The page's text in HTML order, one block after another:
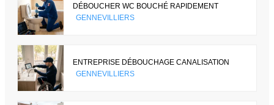
DÉBOUCHER WC BOUCHÉ RAPIDEMENT
GENNEVILLIERS
ENTREPRISE DÉBOUCHAGE CANALISATION
GENNEVILLIERS